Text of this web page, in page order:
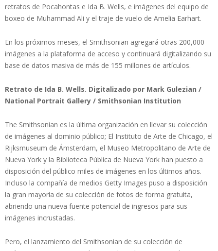
retratos de Pocahontas e Ida B. Wells, e imágenes del equipo de
boxeo de Muhammad Ali y el traje de vuelo de Amelia Earhart.
En los próximos meses, el Smithsonian agregará otras 200,000
imágenes a la plataforma de acceso y continuará digitalizando su
base de datos masiva de más de 155 millones de artículos.
Retrato de Ida B. Wells. Digitalizado por Mark Gulezian /
National Portrait Gallery / Smithsonian Institution
The Smithsonian es la última organización en llevar su colección
de imágenes al dominio público; El Instituto de Arte de Chicago, el
Rijksmuseum de Ámsterdam, el Museo Metropolitano de Arte de
Nueva York y la Biblioteca Pública de Nueva York han puesto a
disposición del público miles de imágenes en los últimos años.
Incluso la compañía de medios Getty Images puso a disposición
la gran mayoría de su colección de fotos de forma gratuita,
abriendo una nueva fuente potencial de ingresos para sus
imágenes incrustadas.
Pero, el lanzamiento del Smithsonian de su colección de